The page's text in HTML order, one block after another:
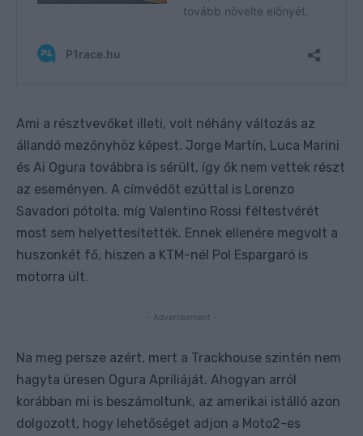
Ami a résztvevőket illeti, volt néhány változás az
állandó mezőnyhöz képest. Jorge Martín, Luca Marini
és Ai Ogura továbbra is sérült, így ők nem vettek részt
az eseményen. A címvédőt ezúttal is Lorenzo
Savadori pótolta, míg Valentino Rossi féltestvérét
most sem helyettesítették. Ennek ellenére megvolt a
huszonkét fő, hiszen a KTM-nél Pol Espargaró is
motorra ült.
- Advertisement -
Na meg persze azért, mert a Trackhouse szintén nem
hagyta üresen Ogura Apriliáját. Ahogyan arról
korábban mi is beszámoltunk, az amerikai istálló azon
dolgozott, hogy lehetőséget adjon a Moto2-es